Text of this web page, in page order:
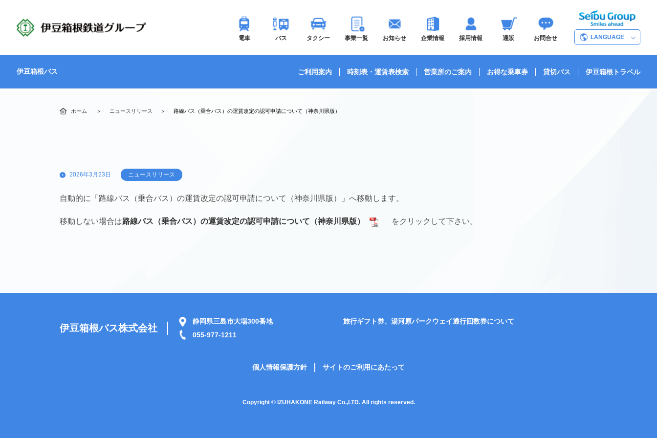
電車 バス タクシー 事業一覧 お知らせ 企業情報 採用情報 通販 お問合せ LANGUAGE
伊豆箱根バス ご利用案内 時刻表・運賃表検索 営業所のご案内 お得な乗車券 貸切バス 伊豆箱根トラベル
ホーム ニュースリリース 路線バス（乗合バス）の運賃改定の認可申請について（神奈川県版）
2026年3月23日 ニュースリリース
自動的に「路線バス（乗合バス）の運賃改定の認可申請について（神奈川県版）」へ移動します。
移動しない場合は路線バス（乗合バス）の運賃改定の認可申請について（神奈川県版） をクリックして下さい。
伊豆箱根バス株式会社
静岡県三島市大場300番地
055-977-1211
旅行ギフト券、湯河原パークウェイ通行回数券について
個人情報保護方針 サイトのご利用にあたって
Copyright © IZUHAKONE Railway Co.,LTD. All rights reserved.